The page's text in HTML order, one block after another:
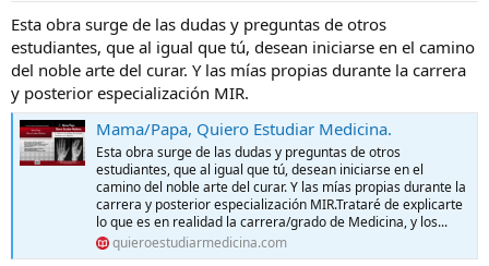
i
c
i
o
Esta obra surge de las dudas y preguntas de otros
estudiantes, que al igual que tú, desean iniciarse en el camino
del noble arte del curar. Y las mías propias durante la carrera
y posterior especialización MIR.
Mama/Papa, Quiero Estudiar Medicina.
Esta obra surge de las dudas y preguntas de otros
estudiantes, que al igual que tú, desean iniciarse en el
camino del noble arte del curar. Y las mías propias durante la
carrera y posterior especialización MIR.Trataré de explicarte
lo que es en realidad la carrera/grado de Medicina, y los...
quieroestudiarmedicina.com